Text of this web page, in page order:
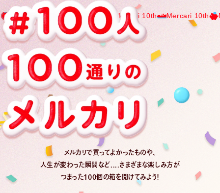
10th Mercari 10th Mercari 10th Mercari 10th
メルカリで買ってよかったものや、
人生が変わった瞬間など....さまざまな楽しみ方が
つまった100個の箱を開けてみよう！